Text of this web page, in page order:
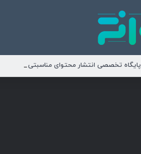
پایگاه تخصصی انتشار محتوای مناسبتی و موضوعی